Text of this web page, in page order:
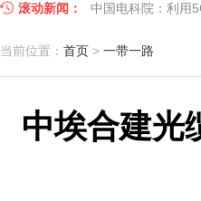
滚动新闻： 中国电科院：利用
江苏车牛山岛智能
因储能而智慧，为
低温冷凝技术助力
当前位置： 首页 > 一带一路
中埃合建光